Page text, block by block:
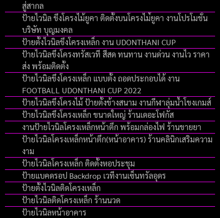
สู่สากล
ป้ายไวนิล ขึงโครงไม้ยูคา ติดตั้งบนโครงไม่้ยูคา งานโปรโมชั่น
บริษัท บุญมงคล
ป้ายตั้งไวนิลขึงโครงเหล็ก งาน UDONTHANI CUP
ป้ายไวนิลขึงโครงทรัสเวที สีสด ทนทาน งานด่วน งานไว ราคา
ส่ง พร้อมติดตั้ง
ป้ายไวนิลขึงโครงเหล็ก แบบตั้ง ถอดประกอบได้ งาน
FOOTBALL UDONTHANI CUP 2022
ป้ายไวนิลขึงโครงไม้ ป้ายตั้งข้างสนาม งานกีฬาลุ่มน้ำโขงเกมส์
ป้ายไวนิลขึงโครงเหล็ก ขนาดใหญ่ ร้านเดอะโฟกัส
งานป้ายไวนิลโครงเหล็กหน้าตึก พร้อมกล่องไฟ ร้านขายยา
ป้ายไวนิลโครงเหล็กหน้าตึก(หน้าอาคาร) ร้านคลินิกเสริมความ
งาม
ป้ายไวนิลโครงเหล็ก ติดตั้งหอประชุม
ป้ายแบคดรอป Backdrop เวทีงานเซ็นทรัลอุดร
ป้ายตั้งไวนิลติดโครงเหล็ก
ป้ายไวนิลติดโครงเหล็ก ร้านนวด
ป้ายไวนิลหน้าอาคาร